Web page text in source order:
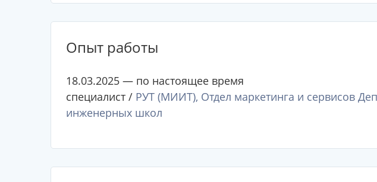
Опыт работы
18.03.2025 — по настоящее время
специалист / РУТ (МИИТ), Отдел маркетинга и сервисов
инженерных школ